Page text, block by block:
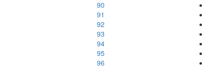
90
91
92
93
94
95
96